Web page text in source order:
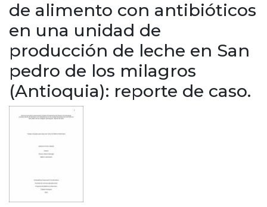
de alimento con antibióticos
en una unidad de
producción de leche en San
pedro de los milagros
(Antioquia): reporte de caso.